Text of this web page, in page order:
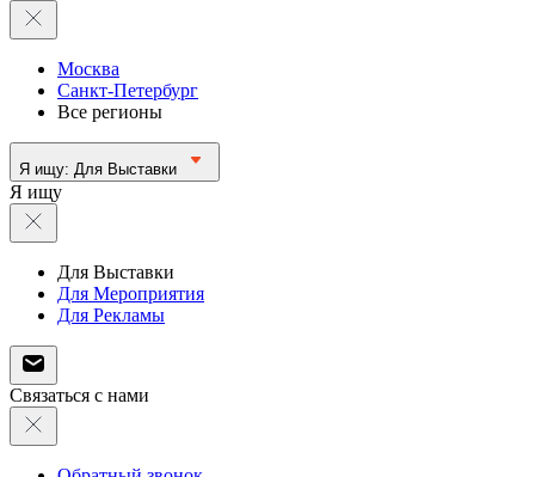
Москва
Санкт-Петербург
Все регионы
Я ищу: Для Выставки
Я ищу
Для Выставки
Для Мероприятия
Для Рекламы
Связаться с нами